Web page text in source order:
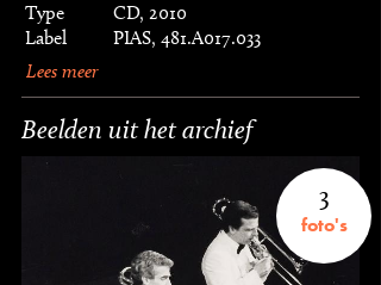
Type
CD, 2010
Label
PIAS, 481.A017.033
Lees meer
Beelden uit het archief
3
foto's